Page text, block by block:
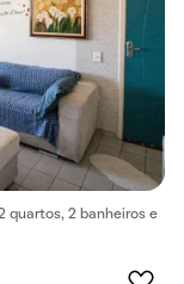
quartos, 2 banheiros e